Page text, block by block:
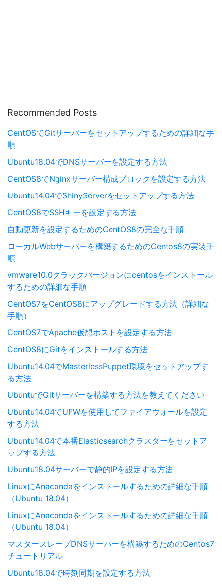
Recommended Posts
CentOSでGitサーバーをセットアップするための詳細な手
順
Ubuntu18.04でDNSサーバーを設定する方法
CentOS8でNginxサーバー構成ブロックを設定する方法
Ubuntu14.04でShinyServerをセットアップする方法
CentOS8でSSHキーを設定する方法
自動更新を設定するためのCentOS8の完全な手順
ローカルWebサーバーを構築するためのCentos8の実装手
順
vmware10.0クラックバージョンにcentosをインストール
するための詳細な手順
CentOS7をCentOS8にアップグレードする方法（詳細な
手順）
CentOS7でApache仮想ホストを設定する方法
CentOS8にGitをインストールする方法
Ubuntu14.04でMasterlessPuppet環境をセットアップす
る方法
UbuntuでGitサーバーを構築する方法を教えてください
Ubuntu14.04でUFWを使用してファイアウォールを設定
する方法
Ubuntu14.04で本番Elasticsearchクラスターをセットア
ップする方法
Ubuntu18.04サーバーで静的IPを設定する方法
LinuxにAnacondaをインストールするための詳細な手順
（Ubuntu 18.04）
LinuxにAnacondaをインストールするための詳細な手順
（Ubuntu 18.04）
マスタースレーブDNSサーバーを構築するためのCentos7
チュートリアル
Ubuntu18.04で時刻同期を設定する方法